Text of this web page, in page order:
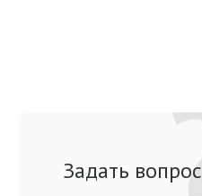
Задать вопрос